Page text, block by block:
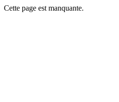
Cette page est manquante.